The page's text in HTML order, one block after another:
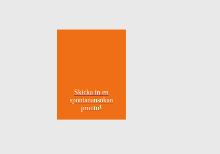
Skicka in en
spontanansökan
pronto!